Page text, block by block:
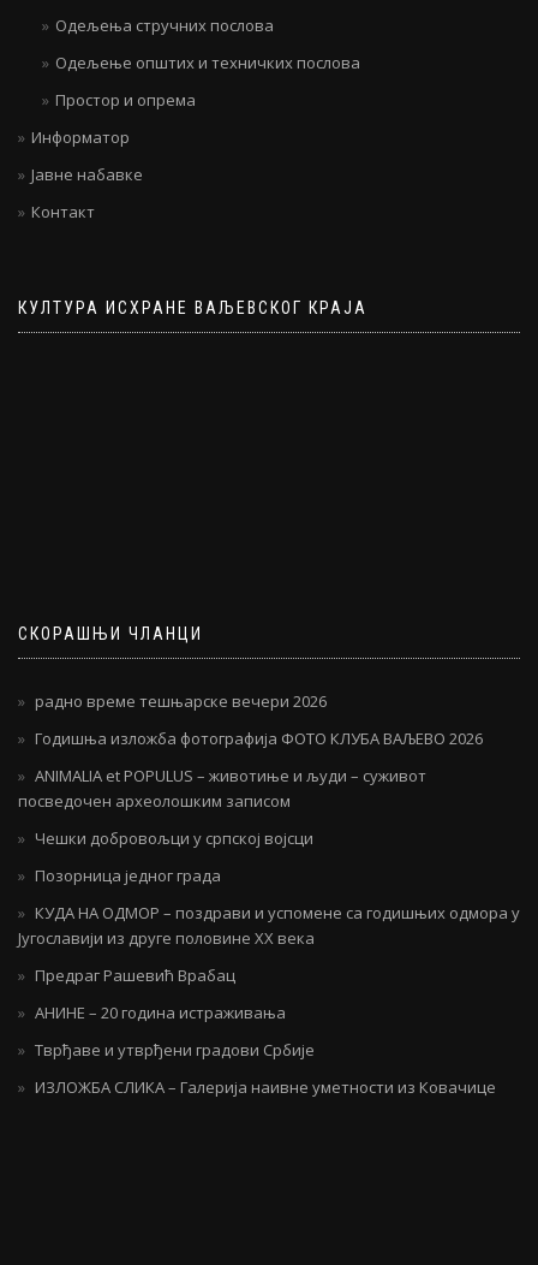
Одељења стручних послова
Одељење општих и техничких послова
Простор и опрема
Информатор
Јавне набавке
Контакт
КУЛТУРА ИСХРАНЕ ВАЉЕВСКОГ КРАЈА
СКОРАШЊИ ЧЛАНЦИ
радно време тешњарске вечери 2026
Годишња изложба фотографија ФОТО КЛУБА ВАЉЕВО 2026
ANIMALIA et POPULUS – животиње и људи – суживот
посведочен археолошким записом
Чешки добровољци у српској војсци
Позорница једног града
КУДА НА ОДМОР – поздрави и успомене са годишњих одмора у
Југославији из друге половине ХХ века
Предраг Рашевић Врабац
АНИНЕ – 20 година истраживања
Тврђаве и утврђени градови Србије
ИЗЛОЖБА СЛИКА – Галерија наивне уметности из Ковачице